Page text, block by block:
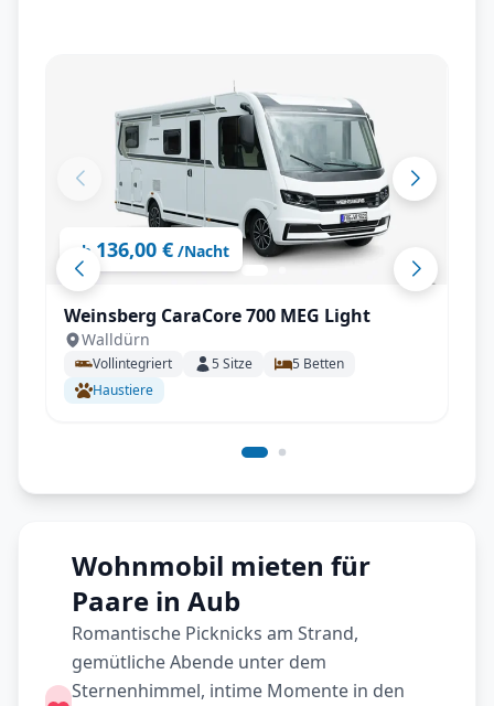
ab 136,00 € /Nacht
Weinsberg CaraCore 700 MEG Light
Walldürn
Vollintegriert 5Sitze 5 Betten
Haustiere
Wohnmobil mieten für
Paare in Aub
Romantische Picknicks am Strand,
gemütliche Abende unter dem
Sternenhimmel, intime Momente in den